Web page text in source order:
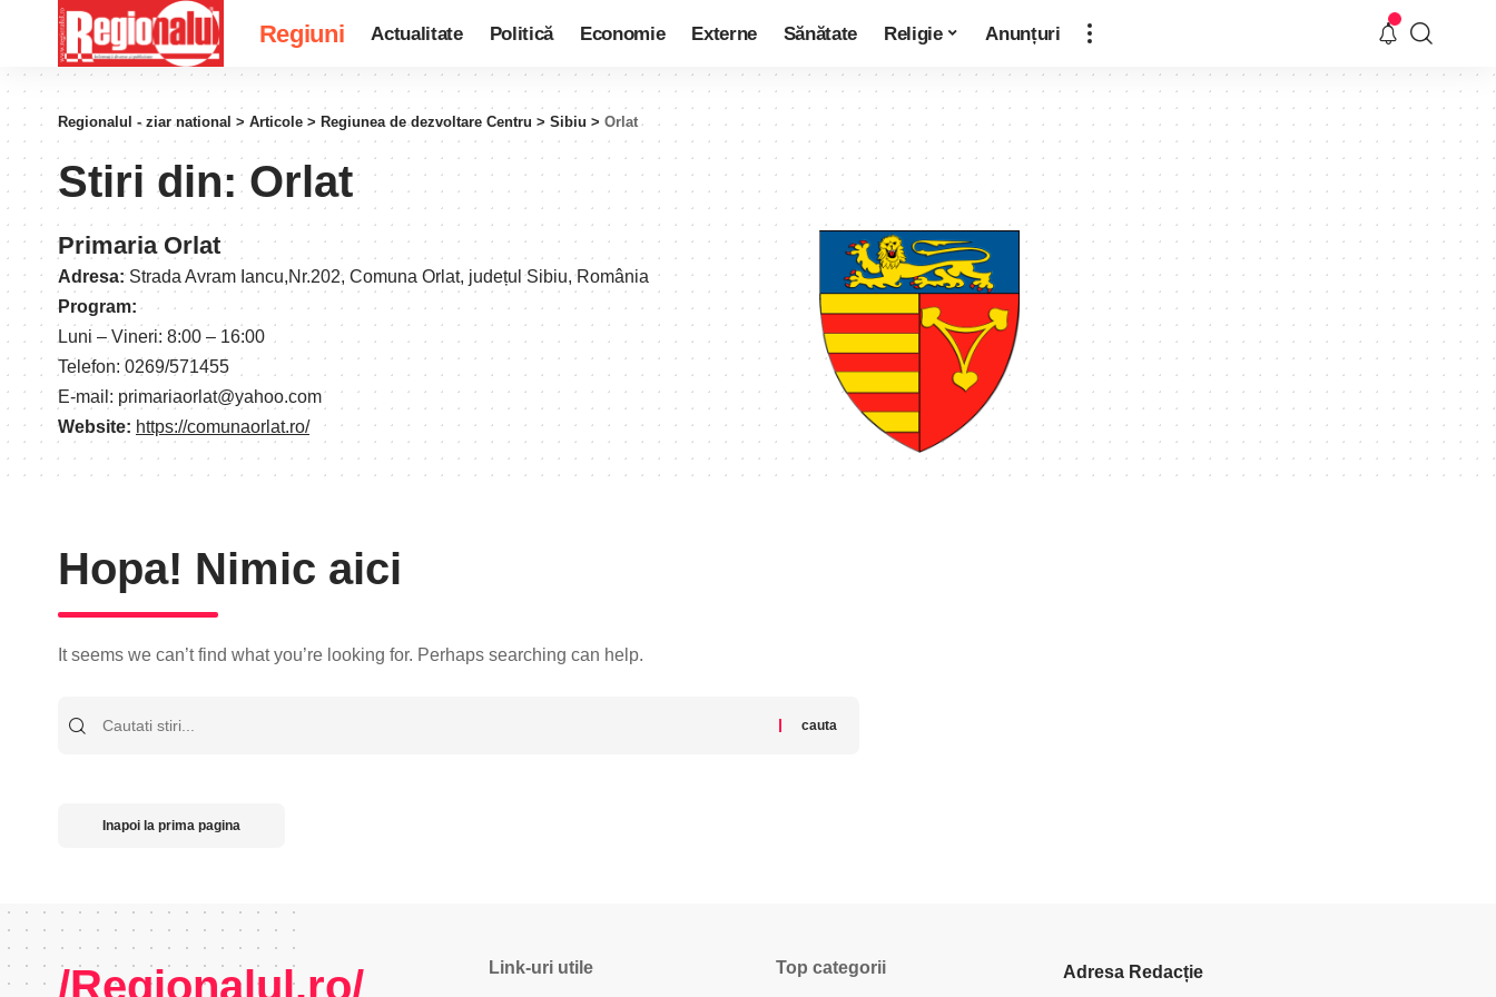
Regiuni Actualitate Politică Economie Externe Sănătate Religie Anunțuri
Regionalul - ziar national > Articole > Regiunea de dezvoltare Centru > Sibiu > Orlat
Stiri din:Orlat
Primaria Orlat
Adresa:Strada Avram Iancu,Nr.202, Comuna Orlat, județul Sibiu, România
Program:
Luni – Vineri: 8:00 – 16:00
Telefon: 0269/571455
E-mail: primariaorlat@yahoo.com
Website: https://comunaorlat.ro/
Hopa! Nimic aici
It seems we can’t find what you’re looking for. Perhaps searching can help.
Inapoi la prima pagina
/Regionalul.ro/ Link-uri utile Top categorii Adresa Redacție